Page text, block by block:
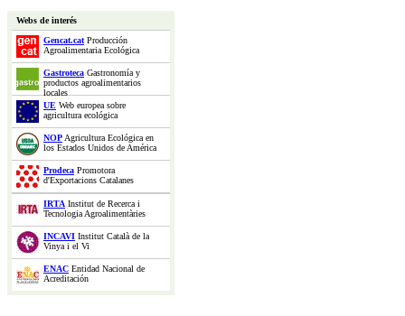
Webs de interés
Gencat.catProducción
Agroalimentaria Ecológica
Gastroteca Gastronomía y
productos agroalimentarios
locales
UE Web europea sobre
agricultura ecológica
NOPAgricultura Ecológica en
los Estados Unidos de América
Prodeca Promotora
d'Exportacions Catalanes
IRTA Institut de Recerca i
Tecnologia Agroalimentàries
INCAVI Institut Català de la
Vinya i el Vi
ENAC Entidad Nacional de
Acreditación